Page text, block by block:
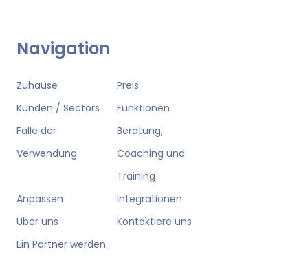
Navigation
Zuhause
Preis
Kunden / Sectors
Funktionen
Fälle der
Verwendung
Beratung,
Coaching und
Training
Anpassen
Integrationen
Über uns
Kontaktiere uns
Ein Partner werden